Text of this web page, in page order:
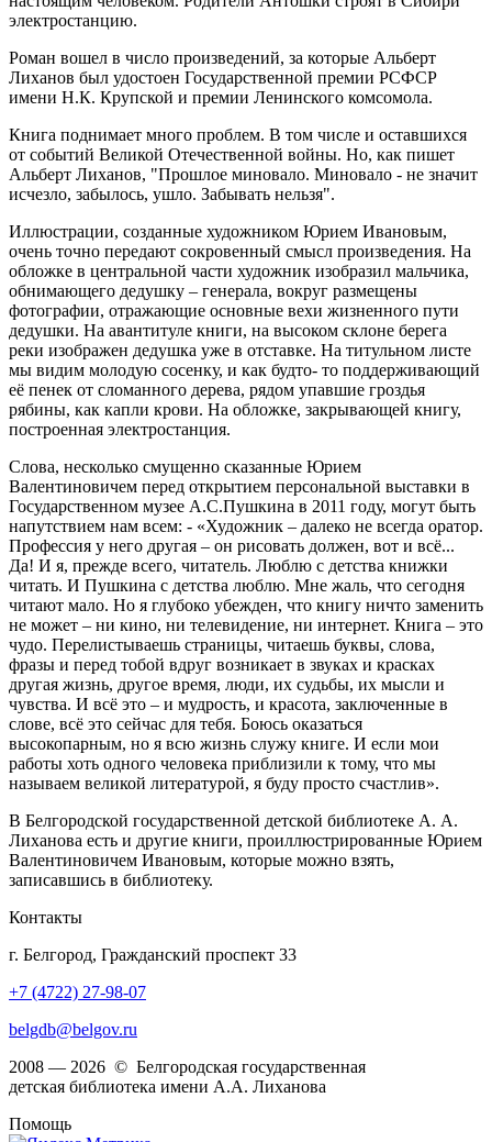
электростанцию.
Роман вошел в число произведений, за которые Альберт
Лиханов был удостоен Государственной премии РСФСР
имени Н.К. Крупской и премии Ленинского комсомола.
Книга поднимает много проблем. В том числе и оставшихся
от событий Великой Отечественной войны. Но, как пишет
Альберт Лиханов, "Прошлое миновало. Миновало - не значит
исчезло, забылось, ушло. Забывать нельзя".
Иллюстрации, созданные художником Юрием Ивановым,
очень точно передают сокровенный смысл произведения. На
обложке в центральной части художник изобразил мальчика,
обнимающего дедушку – генерала, вокруг размещены
фотографии, отражающие основные вехи жизненного пути
дедушки. На авантитуле книги, на высоком склоне берега
реки изображен дедушка уже в отставке. На титульном листе
мы видим молодую сосенку, и как будто- то поддерживающий
её пенек от сломанного дерева, рядом упавшие гроздья
рябины, как капли крови. На обложке, закрывающей книгу,
построенная электростанция.
Слова, несколько смущенно сказанные Юрием
Валентиновичем перед открытием персональной выставки в
Государственном музее А.С.Пушкина в 2011 году, могут быть
напутствием нам всем: - «Художник – далеко не всегда оратор.
Профессия у него другая – он рисовать должен, вот и всё...
Да! И я, прежде всего, читатель. Люблю с детства книжки
читать. И Пушкина с детства люблю. Мне жаль, что сегодня
читают мало. Но я глубоко убежден, что книгу ничто заменить
не может – ни кино, ни телевидение, ни интернет. Книга – это
чудо. Перелистываешь страницы, читаешь буквы, слова,
фразы и перед тобой вдруг возникает в звуках и красках
другая жизнь, другое время, люди, их судьбы, их мысли и
чувства. И всё это – и мудрость, и красота, заключенные в
слове, всё это сейчас для тебя. Боюсь оказаться
высокопарным, но я всю жизнь служу книге. И если мои
работы хоть одного человека приблизили к тому, что мы
называем великой литературой, я буду просто счастлив».
В Белгородской государственной детской библиотеке А. А.
Лиханова есть и другие книги, проиллюстрированные Юрием
Валентиновичем Ивановым, которые можно взять,
записавшись в библиотеку.
Контакты
г. Белгород, Гражданский проспект 33
+7 (4722) 27-98-07
belgdb@belgov.ru
2008 — 2026 © Белгородская государственная
детская библиотека имени А.А. Лиханова
Помощь